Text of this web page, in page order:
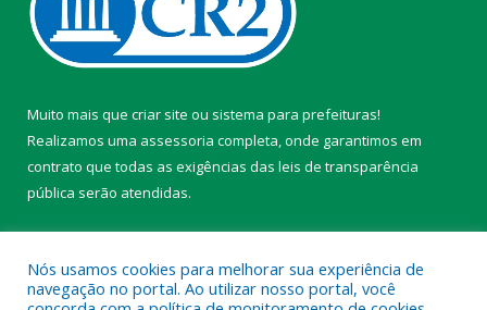
Muito mais que criar site ou sistema para prefeituras!
Realizamos uma assessoria completa, onde garantimos em
contrato que todas as exigências das leis de transparência
pública serão atendidas.
Nós usamos cookies para melhorar sua experiência de
navegação no portal. Ao utilizar nosso portal, você